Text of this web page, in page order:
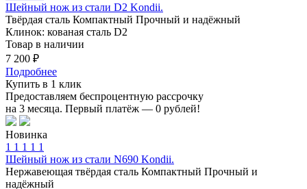
Шейный нож из стали D2 Kondii.
Твёрдая сталь Компактный Прочный и надёжный
Клинок: кованая сталь D2
Товар в наличии
7 200 ₽
Подробнее
Купить в 1 клик
Предоставляем беспроцентную рассрочку
на 3 месяца. Первый платёж — 0 рублей!
Новинка
1 1 1 1 1
Шейный нож из стали N690 Kondii.
Нержавеющая твёрдая сталь Компактный Прочный и
надёжный